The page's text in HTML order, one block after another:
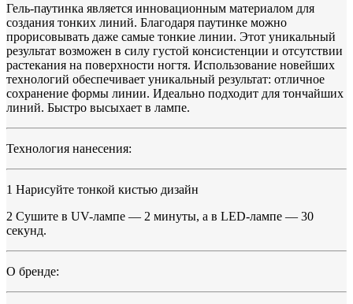
Гель-паутинка является инновационным материалом для
создания тонких линий. Благодаря паутинке можно
прорисовывать даже самые тонкие линии. Этот уникальный
результат возможен в силу густой консистенции и отсутствии
растекания на поверхности ногтя. Использование новейших
технологий обеспечивает уникальный результат: отличное
сохранение формы линии. Идеально подходит для тончайших
линий. Быстро высыхает в лампе.
Технология нанесения:
1 Нарисуйте тонкой кистью дизайн
2 Сушите в UV-лампе — 2 минуты, а в LED-лампе — 30
секунд.
О бренде: